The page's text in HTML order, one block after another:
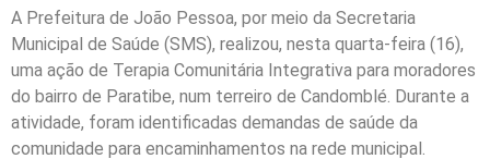
A Prefeitura de João Pessoa, por meio da Secretaria
Municipal de Saúde (SMS), realizou, nesta quarta-feira (16),
uma ação de Terapia Comunitária Integrativa para moradores
do bairro de Paratibe, num terreiro de Candomblé. Durante a
atividade, foram identificadas demandas de saúde da
comunidade para encaminhamentos na rede municipal.